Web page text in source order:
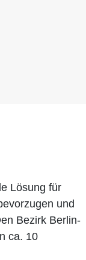
Lösung für
und
Bezirk Berlin-
ca. 10